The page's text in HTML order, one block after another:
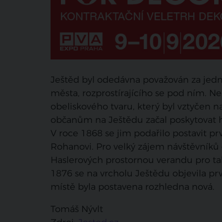
Ještěd byl odedávna považován za
města, rozprostírajícího se pod ním.
obeliskového tvaru, který byl vztyčen
občanům na Ještědu začal poskytovat
V roce 1868 se jim podařilo postavit
Rohanovi. Pro velký zájem
Haslerových prostornou verandu pro
1876 se na vrcholu Ještědu objevila
místě byla postavena rozhledna nová.
Tomáš Nývlt